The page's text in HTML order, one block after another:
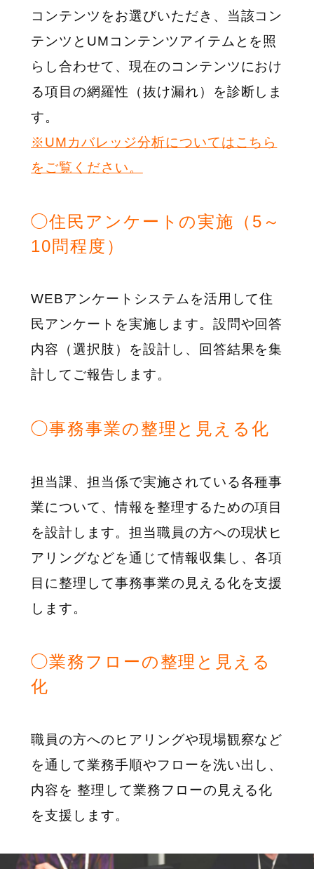
コンテンツをお選びいただき、当該コン
テンツとUMコンテンツアイテムとを照
らし合わせて、現在のコンテンツにおけ
る項目の網羅性（抜け漏れ）を診断しま
す。
※UMカバレッジ分析についてはこちら
をご覧ください。
◯住民アンケートの実施（5～
10問程度）
WEBアンケートシステムを活用して住
民アンケートを実施します。設問や回答
内容（選択肢）を設計し、回答結果を集
計してご報告します。
◯事務事業の整理と見える化
担当課、担当係で実施されている各種事
業について、情報を整理するための項目
を設計します。担当職員の方への現状ヒ
アリングなどを通じて情報収集し、各項
目に整理して事務事業の見える化を支援
します。
◯業務フローの整理と見える
化
職員の方へのヒアリングや現場観察など
を通して業務手順やフローを洗い出し、
内容を 整理して業務フローの見える化
を支援します。